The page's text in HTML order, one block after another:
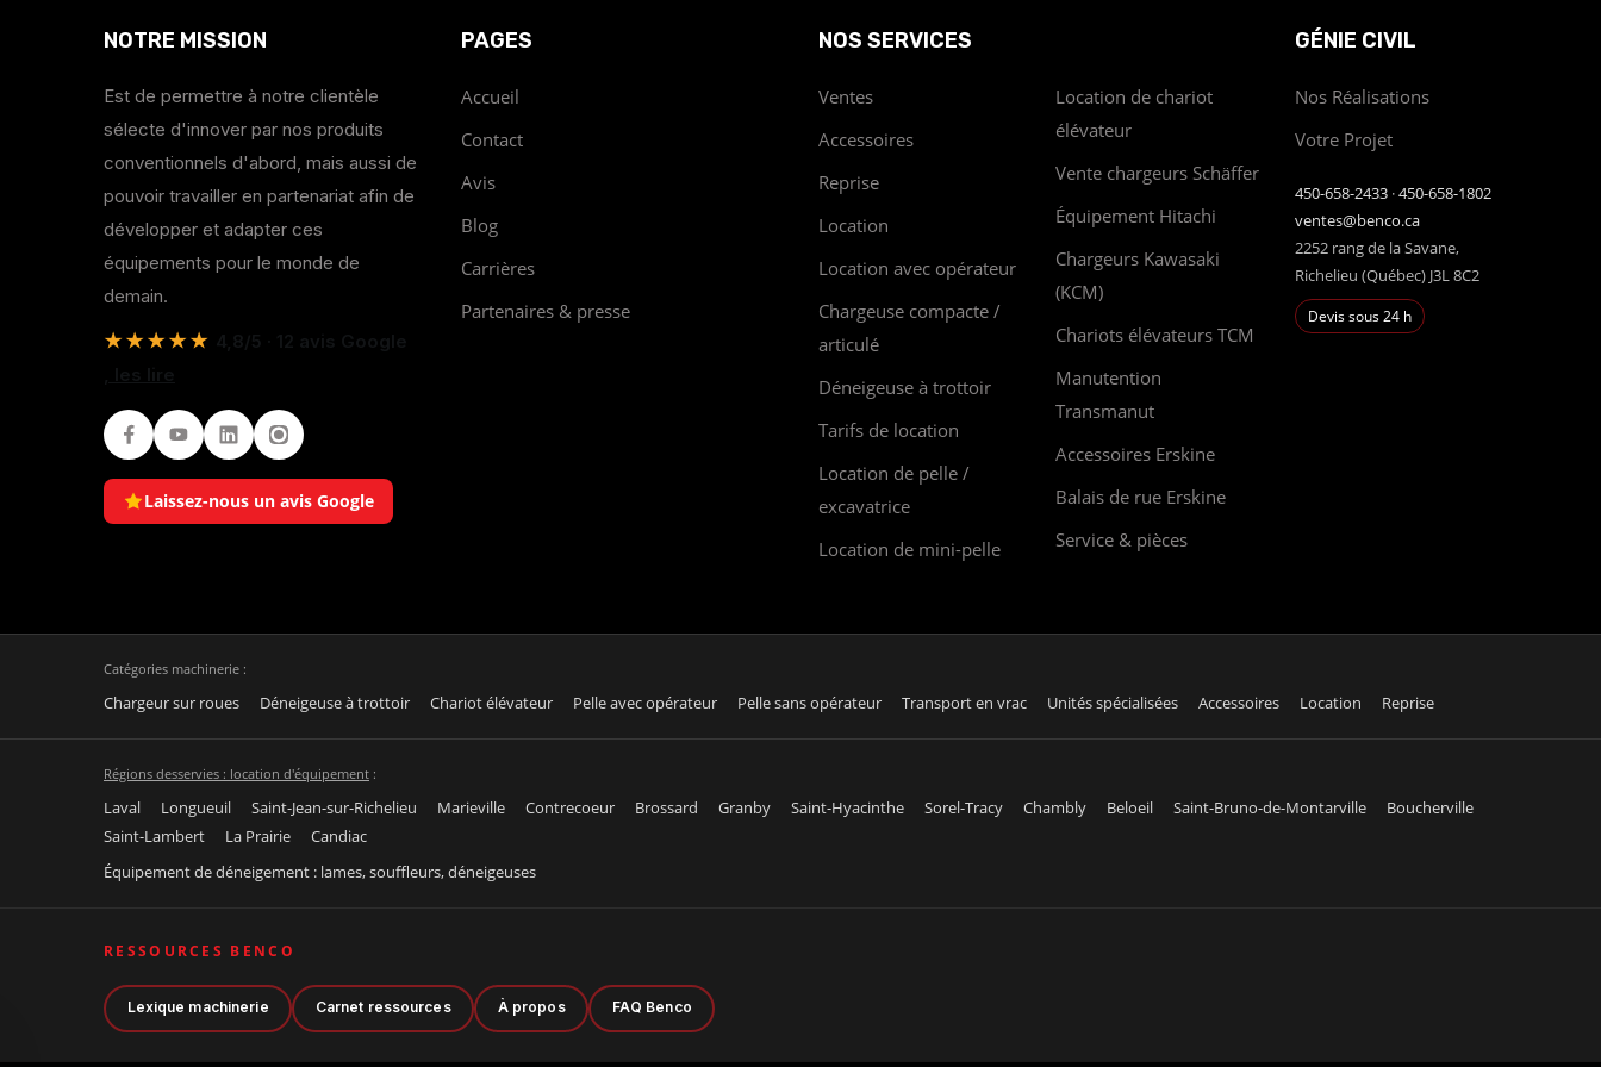
NOTRE MISSION
Est de permettre à notre clientèle
sélecte d'innover par nos produits
conventionnels d'abord, mais aussi de
pouvoir travailler en partenariat afin de
développer et adapter ces
équipements pour le monde de
demain.
★★★★★
FacebookYoutubeLinkedInInstagram
Laissez-nous un avis Google
PAGES
Accueil
Contact
Avis
Blog
Carrières
Partenaires & presse
NOS SERVICES
Ventes
Accessoires
Reprise
Location
Location avec opérateur
Chargeuse compacte /
articulé
Déneigeuse à trottoir
Tarifs de location
Location de pelle /
excavatrice
Location de mini-pelle
Location de chariot
élévateur
Vente chargeurs Schäffer
Équipement Hitachi
Chargeurs Kawasaki
(KCM)
Chariots élévateurs TCM
Manutention
Transmanut
Accessoires Erskine
Balais de rue Erskine
Service & pièces
GÉNIE CIVIL
Nos Réalisations
Votre Projet
450-658-2433 ·450-658-1802
ventes@benco.ca
2252 rang de la Savane,
Richelieu (Québec) J3L 8C2
Devis sous 24 h
Catégories machinerie :
Chargeur sur roues Déneigeuse à trottoir Chariot élévateur Pelle avec opérateur Pelle sans opérateur Transport en vrac Unités spécialisées Accessoires Location Reprise
Régions desservies : location d'équipement :
Laval Longueuil Saint-Jean-sur-Richelieu Marieville Contrecoeur Brossard Granby Saint-Hyacinthe Sorel-Tracy Chambly Beloeil Saint-Bruno-de-Montarville
Boucherville
Saint-Lambert
La Prairie
Candiac
Équipement de déneigement : lames, souffleurs, déneigeuses
RESSOURCES BENCO
Lexique machinerie Carnet ressources À propos FAQ Benco